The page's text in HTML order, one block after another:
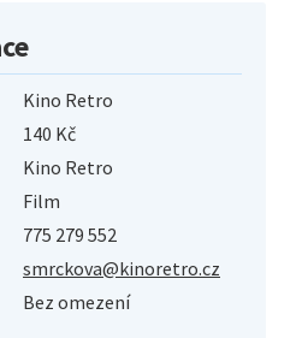
Kino Retro
140 Kč
Kino Retro
Film
775 279 552
smrckova@kinoretro.cz
Bez omezení